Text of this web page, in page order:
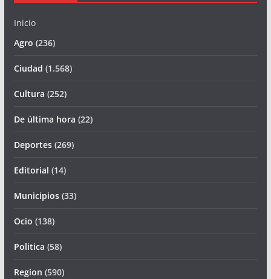
Inicio
Agro (236)
Ciudad (1.568)
Cultura (252)
De última hora (22)
Deportes(269)
Editorial (14)
Municipios(33)
Ocio (138)
Politica (58)
Region (590)